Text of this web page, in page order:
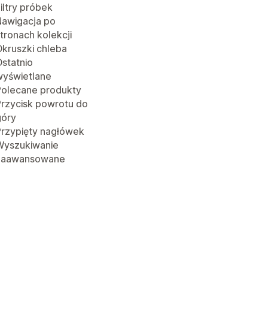
próbek
po
kolekcji
chleba
produkty
powrotu do
nagłówek